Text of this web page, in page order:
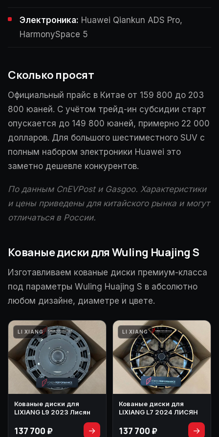
Электроника: Huawei Qiankun ADS Pro,
HarmonySpace 5
Сколько просят
Официальный прайс в Китае от 159 800 до 203
800 юаней. С учётом трейд-ин субсидии старт
опускается до 149 800 юаней, примерно 22 000
долларов. Для большого шестиместного SUV с
полным набором электроники Huawei это
заметно дешевле конкурентов.
По данным CnEVPost и Gasgoo. Характеристики
и цены приведены для китайского рынка и могут
отличаться в России.
Кованые диски для Wuling Huajing S
Изготавливаем кованые диски премиум-класса
под параметры Wuling Huajing S в абсолютно
любом дизайне, диаметре и цвете.
LI XIANG
Кованые диски для
LIXIANG L9 2023 Лисян
137 700 ₽ →
LI XIANG
Кованые диски для
LIXIANG L7 2024 ЛИСЯН
137 700 ₽ →